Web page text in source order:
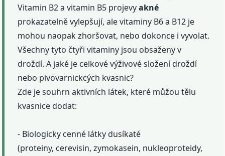
Vitamin B2 a vitamin B5 projevyakné
prokazatelně vylepšují, ale vitaminy B6 a B12 je
mohou naopak zhoršovat, nebo dokonce i vyvolat.
Všechny tyto čtyři vitaminy jsou obsaženy v
droždí. A jaké je celkové výživové složení droždí
nebo pivovarnickcých kvasnic?
Zde je souhrn aktivních látek, které můžou tělu
kvasnice dodat:
- Biologicky cenné látky dusíkaté
(proteiny, cerevisin, zymokasein, nukleoproteidy,